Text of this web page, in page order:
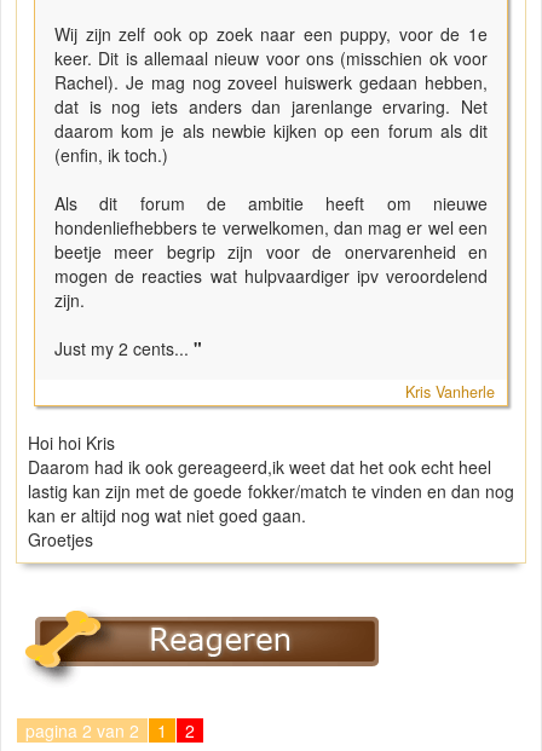
Wij zijn zelf ook op zoek naar een puppy, voor de 1e
keer. Dit is allemaal nieuw voor ons (misschien ok voor
Rachel). Je mag nog zoveel huiswerk gedaan hebben,
dat is nog iets anders dan jarenlange ervaring. Net
daarom kom je als newbie kijken op een forum als dit
(enfin, ik toch.)
Als dit forum de ambitie heeft om nieuwe
hondenliefhebbers te verwelkomen, dan mag er wel een
beetje meer begrip zijn voor de onervarenheid en
mogen de reacties wat hulpvaardiger ipv veroordelend
zijn.
Just my 2 cents... "
Kris Vanherle
Hoi hoi Kris
Daarom had ik ook gereageerd,ik weet dat het ook echt heel
lastig kan zijn met de goede fokker/match te vinden en dan nog
kan er altijd nog wat niet goed gaan.
Groetjes
pagina 2 van 2 1 2